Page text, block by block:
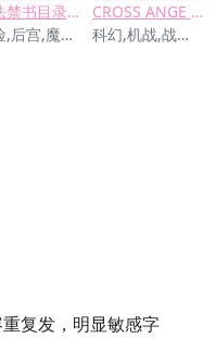
魔法禁书目录剧场版 恩底弥翁的奇迹
冒险,后宫,魔法,奇幻,科幻
CROSS ANGE 天使与龙的轮舞
科幻,机战,战争,奇幻
复发，明显敏感字